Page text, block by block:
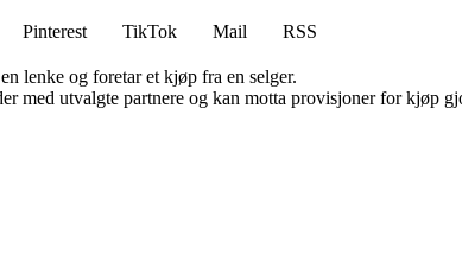
Pinterest TikTok Mail
RSS
lenke og foretar et kjøp fra en selger.
med utvalgte partnere og kan motta provisjoner for kjøp